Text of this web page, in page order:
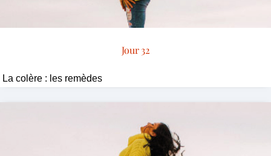
Jour 32
La colère : les remèdes